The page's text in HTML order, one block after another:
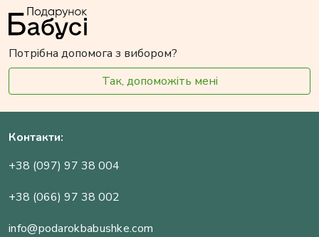
Потрібна допомога з вибором?
Так, допоможіть мені
Контакти:
+38 (097) 97 38 004
+38 (066) 97 38 002
info@podarokbabushke.com